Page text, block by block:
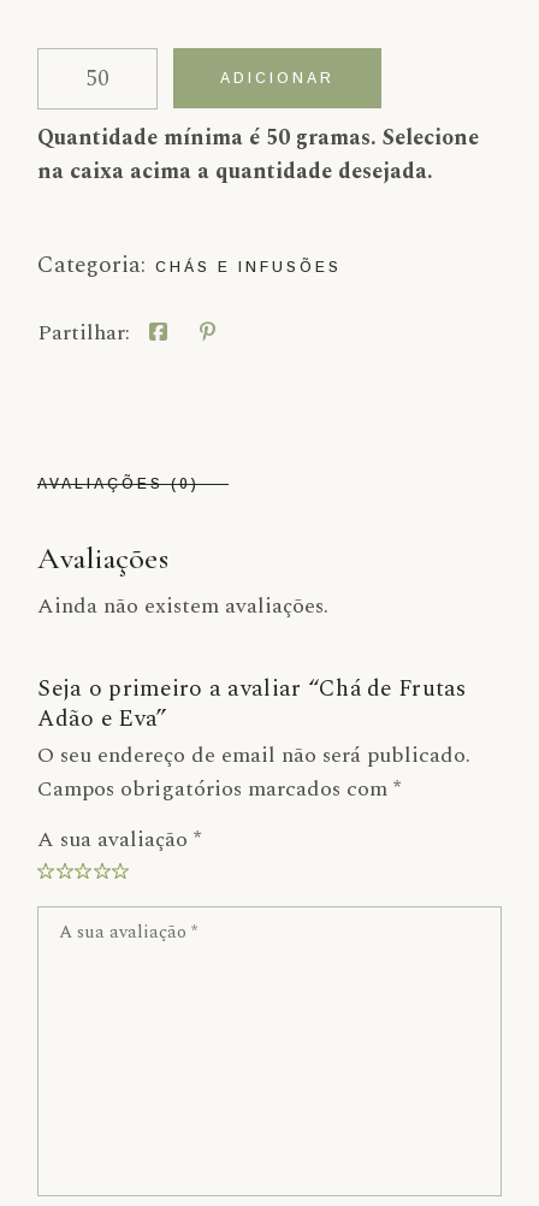
Quantidade de Chá de Frutas Adão e Eva
ADICIONAR
Alternative:
Quantidade mínima é 50 gramas. Selecione
na caixa acima a quantidade desejada.
Categoria: CHÁS E INFUSÕES
Partilhar:
AVALIAÇÕES (0)
Avaliações
Ainda não existem avaliações.
Seja o primeiro a avaliar “Chá de Frutas
Adão e Eva”
O seu endereço de email não será publicado.
Campos obrigatórios marcados com*
A sua avaliação*